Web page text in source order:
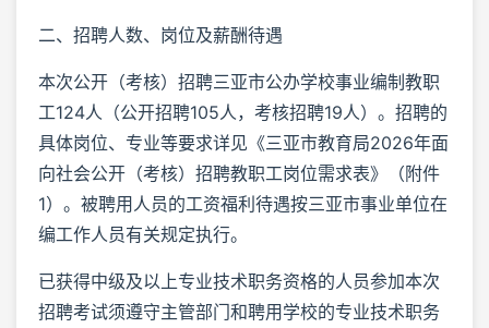
二、招聘人数、岗位及薪酬待遇
本次公开（考核）招聘三亚市公办学校事业编制教职
工124人（公开招聘105人，考核招聘19人）。招聘的
具体岗位、专业等要求详见《三亚市教育局2026年面
向社会公开（考核）招聘教职工岗位需求表》（附件
1）。被聘用人员的工资福利待遇按三亚市事业单位在
编工作人员有关规定执行。
已获得中级及以上专业技术职务资格的人员参加本次
招聘考试须遵守主管部门和聘用学校的专业技术职务